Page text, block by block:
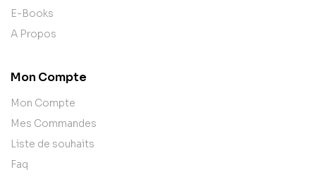
E-Books
A Propos
Mon Compte
Mon Compte
Mes Commandes
Liste de souhaits
Faq